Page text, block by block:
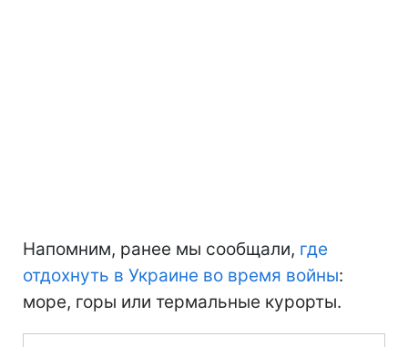
Напомним, ранее мы сообщали, где
отдохнуть в Украине во время войны:
море, горы или термальные курорты.